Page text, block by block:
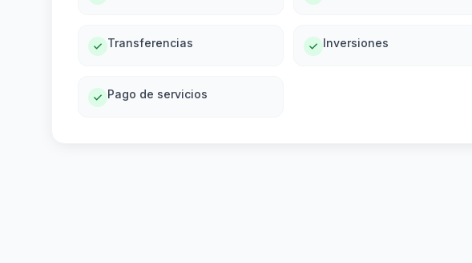
Transferencias Inversiones
Pago de servicios